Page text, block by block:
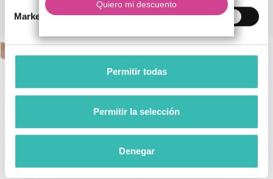
Marketing
Permitir todas
Permitir la selección
Denegar